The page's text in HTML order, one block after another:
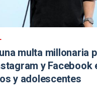
multa millonaria
y Facebook
y adolescentes